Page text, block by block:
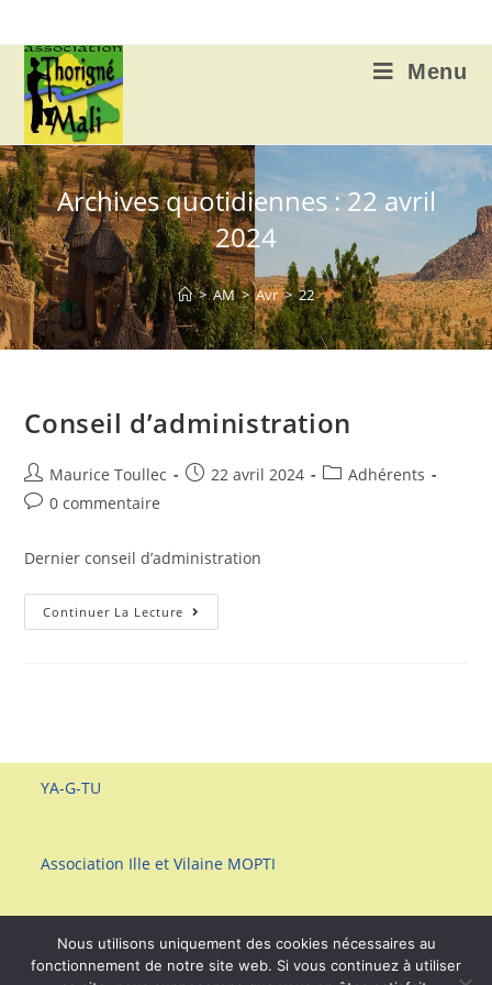
to
content
Menu
Archives quotidiennes : 22 avril
2024
> AM > Avr > 22
Conseil d’administration
Auteur/autrice
de
Maurice Toullec
Publication
22 avril 2024
PostAdhérents
Commentaires
la
publication :
0 commentaire
Dernier conseil d’administration
Continuer La Lecture Conseil
D’administration
YA-G-TU
Association Ille et Vilaine MOPTI
Nous utilisons uniquement des cookies nécessaires au
fonctionnement de notre site web. Si vous continuez à utiliser